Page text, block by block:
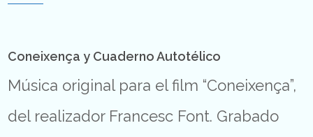
Coneixença y Cuaderno Autotélico
Música original para el film “Coneixença”,
del realizador Francesc Font. Grabado